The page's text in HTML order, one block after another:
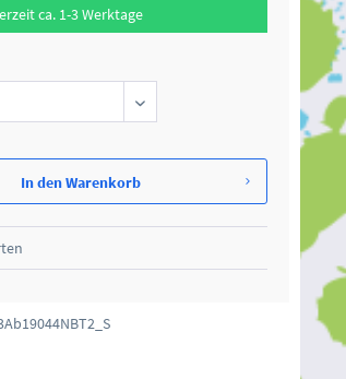
ca. 1-3 Werktage
In denWarenkorb